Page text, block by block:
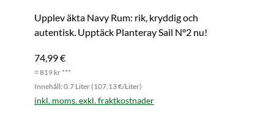
Upplev äkta Navy Rum: rik, kryddig och
autentisk. Upptäck Planteray Sail N°2 nu!
74,99 €
≈ 819 kr ***
Innehåll: 0.7 Liter (107,13 €/Liter)
inkl. moms. exkl. fraktkostnader